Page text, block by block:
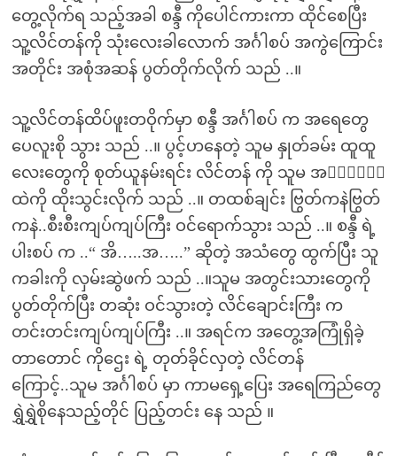
တွေ့လိုက်ရ သည့်အခါ စန္ဒီ ကိုပေါင်ကားကာ ထိုင်စေပြီး
သူ့လိင်တန်ကို သုံးလေးခါလောက် အင်္ဂါစပ် အကွဲကြောင်း
အတိုင်း အစုံအဆန် ပွတ်တိုက်လိုက် သည် ..။
သူ့လိင်တန်ထိပ်ဖူးတဝိုက်မှာ စန္ဒီ အင်္ဂါစပ် က အရေတွေ
ပေလူးစို သွား သည် ..။ ပွင့်ဟနေတဲ့ သူမ နှုတ်ခမ်း ထူထူ
လေးတွေကို စုတ်ယူနမ်းရင်း လိင်တန် ကို သူမ အ၈ၤါစပ်
ထဲကို ထိုးသွင်းလိုက် သည် ..။ တထစ်ချင်း ဗြွတ်ကနဲဗြွတ်
ကနဲ..စီးစီးကျပ်ကျပ်ကြီး ဝင်ရောက်သွား သည် ..။ စန္ဒီ ရဲ့
ပါးစပ် က ..“ အိ…..အ…..” ဆိုတဲ့ အသံတွေ ထွက်ပြီး သူ
ကခါးကို လှမ်းဆွဲဖက် သည် ..။သူမ အတွင်းသားတွေကို
ပွတ်တိုက်ပြီး တဆုံး ဝင်သွားတဲ့ လိင်ချောင်းကြီး က
တင်းတင်းကျပ်ကျပ်ကြီး ..။ အရင်က အတွေ့အကြုံရှိခဲ့
တာတောင် ကိုဌေး ရဲ့ တုတ်ခိုင်လှတဲ့ လိင်တန်
ကြောင့်..သူမ အင်္ဂါစပ် မှာ ကာမရှေ့ပြေး အရေကြည်တွေ
ရွှဲရွှဲစိုနေသည့်တိုင် ပြည့်တင်း နေ သည် ။